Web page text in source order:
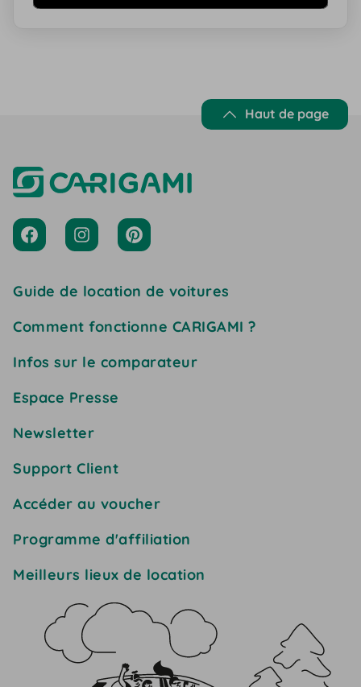
Haut de page
Guide de location de voitures
Comment fonctionne CARIGAMI ?
Infos sur le comparateur
Espace Presse
Newsletter
Support Client
Accéder au voucher
Programme d'affiliation
Meilleurs lieux de location